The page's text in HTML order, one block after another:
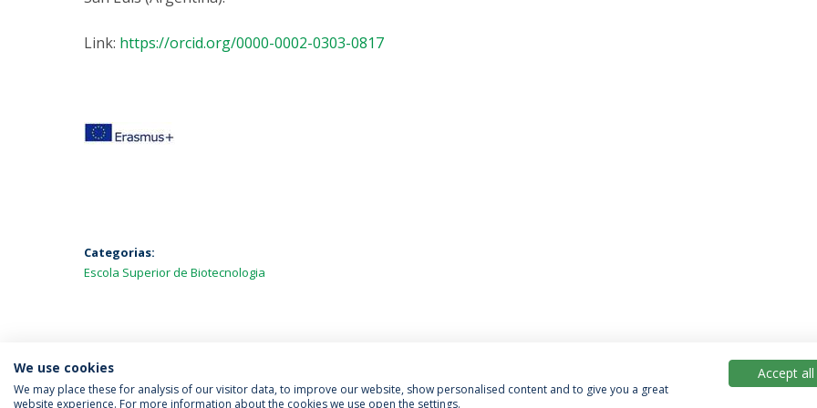
Link: https://orcid.org/0000-0002-0303-0817
Categorias:
Escola Superior de Biotecnologia
We use cookies
We may place these for analysis of our visitor data, to improve our website, show personalised content and to give you a great
website experience. For more information about the cookies we use open the settings.
Accept all